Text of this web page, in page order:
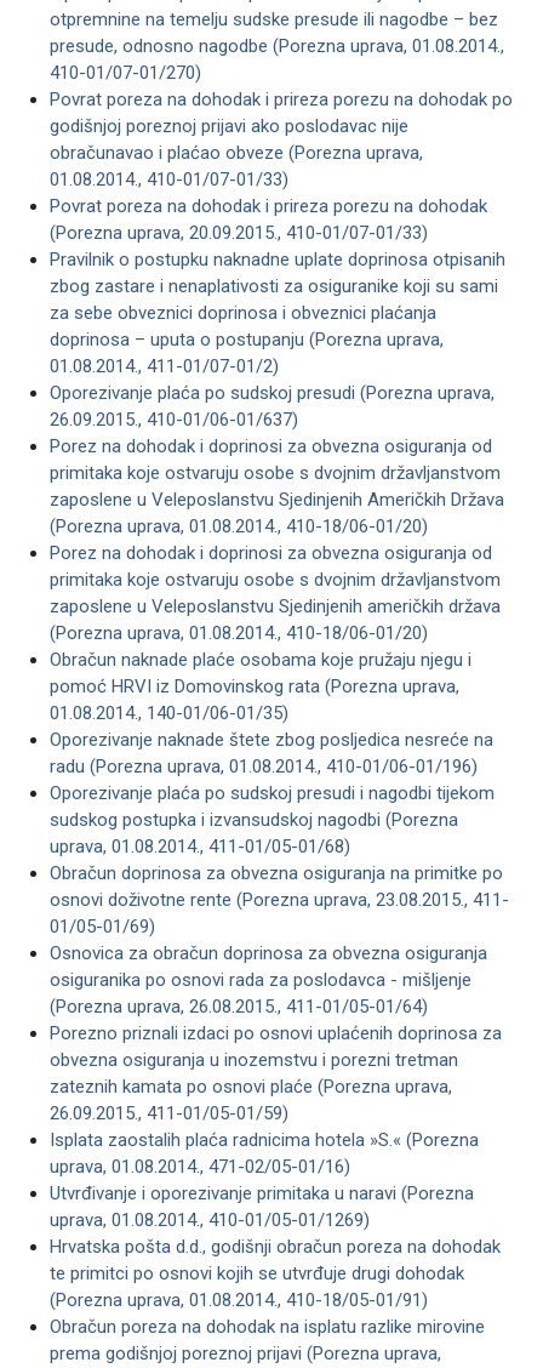
otpremnine na temelju sudske presude ili nagodbe – bez
presude, odnosno nagodbe (Porezna uprava, 01.08.2014.,
410-01/07-01/270)
Povrat poreza na dohodak i prireza porezu na dohodak po
godišnjoj poreznoj prijavi ako poslodavac nije
obračunavao i plaćao obveze (Porezna uprava,
01.08.2014., 410-01/07-01/33)
Povrat poreza na dohodak i prireza porezu na dohodak
(Porezna uprava, 20.09.2015., 410-01/07-01/33)
Pravilnik o postupku naknadne uplate doprinosa otpisanih
zbog zastare i nenaplativosti za osiguranike koji su sami
za sebe obveznici doprinosa i obveznici plaćanja
doprinosa – uputa o postupanju (Porezna uprava,
01.08.2014., 411-01/07-01/2)
Oporezivanje plaća po sudskoj presudi (Porezna uprava,
26.09.2015., 410-01/06-01/637)
Porez na dohodak i doprinosi za obvezna osiguranja od
primitaka koje ostvaruju osobe s dvojnim državljanstvom
zaposlene u Veleposlanstvu Sjedinjenih Američkih Država
(Porezna uprava, 01.08.2014., 410-18/06-01/20)
Porez na dohodak i doprinosi za obvezna osiguranja od
primitaka koje ostvaruju osobe s dvojnim državljanstvom
zaposlene u Veleposlanstvu Sjedinjenih američkih država
(Porezna uprava, 01.08.2014., 410-18/06-01/20)
Obračun naknade plaće osobama koje pružaju njegu i
pomoć HRVI iz Domovinskog rata (Porezna uprava,
01.08.2014., 140-01/06-01/35)
Oporezivanje naknade štete zbog posljedica nesreće na
radu (Porezna uprava, 01.08.2014., 410-01/06-01/196)
Oporezivanje plaća po sudskoj presudi i nagodbi tijekom
sudskog postupka i izvansudskoj nagodbi (Porezna
uprava, 01.08.2014., 411-01/05-01/68)
Obračun doprinosa za obvezna osiguranja na primitke po
osnovi doživotne rente (Porezna uprava, 23.08.2015., 411-
01/05-01/69)
Osnovica za obračun doprinosa za obvezna osiguranja
osiguranika po osnovi rada za poslodavca - mišljenje
(Porezna uprava, 26.08.2015., 411-01/05-01/64)
Porezno priznali izdaci po osnovi uplaćenih doprinosa za
obvezna osiguranja u inozemstvu i porezni tretman
zateznih kamata po osnovi plaće (Porezna uprava,
26.09.2015., 411-01/05-01/59)
Isplata zaostalih plaća radnicima hotela »S.« (Porezna
uprava, 01.08.2014., 471-02/05-01/16)
Utvrđivanje i oporezivanje primitaka u naravi (Porezna
uprava, 01.08.2014., 410-01/05-01/1269)
Hrvatska pošta d.d., godišnji obračun poreza na dohodak
te primitci po osnovi kojih se utvrđuje drugi dohodak
(Porezna uprava, 01.08.2014., 410-18/05-01/91)
Obračun poreza na dohodak na isplatu razlike mirovine
prema godišnjoj poreznoj prijavi (Porezna uprava,